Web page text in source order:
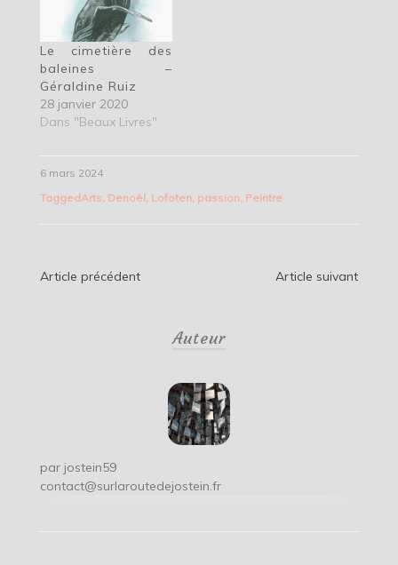
Le cimetière des
baleines –
Géraldine Ruiz
28 janvier 2020
Dans "Beaux Livres"
6 mars 2024
TaggedArts Denoël, Lofoten, passion, Peintre
Navigation
Article précédent Article suivant
Auteur
par jostein59
contact@surlaroutedejostein.fr